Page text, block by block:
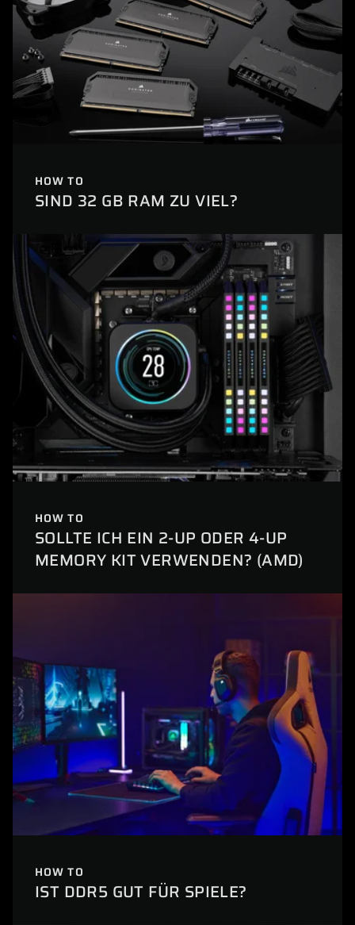
HOW TO
SIND 32 GB RAM ZU VIEL?
HOW TO
SOLLTE ICH EIN 2-UP ODER 4-UP
MEMORY KIT VERWENDEN? (AMD)
HOW TO
IST DDR5 GUT FÜR SPIELE?